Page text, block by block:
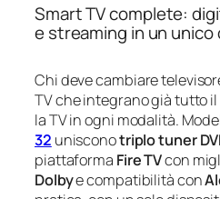
Smart TV complete:
e streaming in un
Chi deve cambiare
TV che integrano già tutto
la TV in ogni modalità.
32 unisconotriplo tuner
piattaforma Fire TVcon
Dolbye compatibilità con